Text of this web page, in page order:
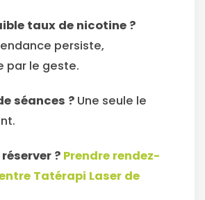
taux de nicotine ?
persiste,
par le geste.
séances ? Une seule le
? Prendre rendez-
Tatérapi Laser de